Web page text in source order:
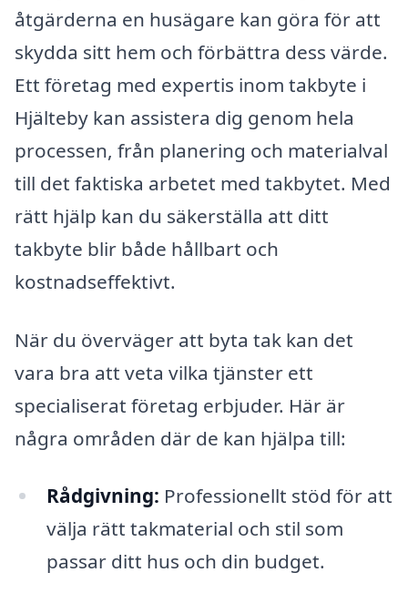
åtgärderna en husägare kan göra för att
skydda sitt hem och förbättra dess värde.
Ett företag med expertis inom takbyte i
Hjälteby kan assistera dig genom hela
processen, från planering och materialval
till det faktiska arbetet med takbytet. Med
rätt hjälp kan du säkerställa att ditt
takbyte blir både hållbart och
kostnadseffektivt.
När du överväger att byta tak kan det
vara bra att veta vilka tjänster ett
specialiserat företag erbjuder. Här är
några områden där de kan hjälpa till:
Rådgivning: Professionellt stöd för att
välja rätt takmaterial och stil som
passar ditt hus och din budget.